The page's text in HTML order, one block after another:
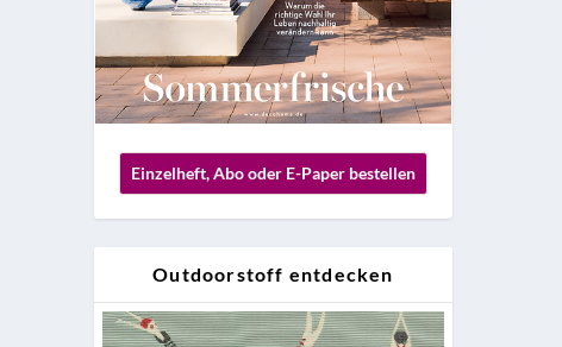
Einzelheft, Abo oder E-Paper bestellen
Outdoorstoff entdecken